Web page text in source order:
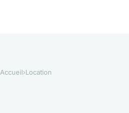
Accueil›Location